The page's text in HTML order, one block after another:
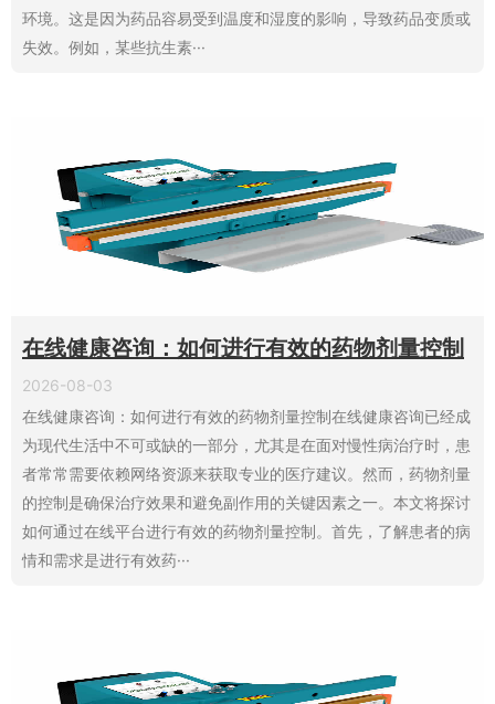
环境。这是因为药品容易受到温度和湿度的影响，导致药品变质或
失效。例如，某些抗生素···
在线健康咨询：如何进行有效的药物剂量控制
2026-08-03
在线健康咨询：如何进行有效的药物剂量控制在线健康咨询已经成
为现代生活中不可或缺的一部分，尤其是在面对慢性病治疗时，患
者常常需要依赖网络资源来获取专业的医疗建议。然而，药物剂量
的控制是确保治疗效果和避免副作用的关键因素之一。本文将探讨
如何通过在线平台进行有效的药物剂量控制。首先，了解患者的病
情和需求是进行有效药···